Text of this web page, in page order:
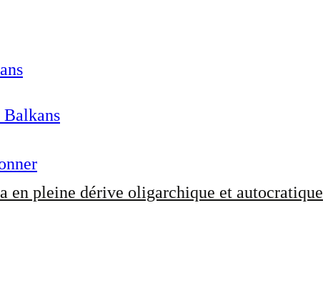
Balkans
en pleine dérive oligarchique et autocratique